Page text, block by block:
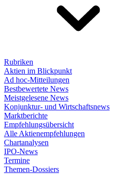
Rubriken
Aktien im Blickpunkt
Ad hoc-Mitteilungen
Bestbewertete News
Meistgelesene News
Konjunktur- und Wirtschaftsnews
Marktberichte
Empfehlungsübersicht
Alle Aktienempfehlungen
Chartanalysen
IPO-News
Termine
Themen-Dossiers